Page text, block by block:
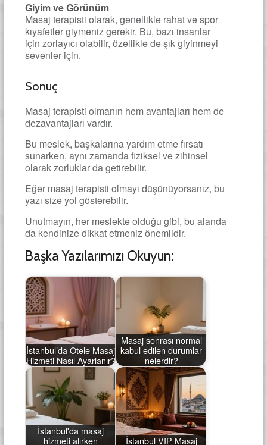
Giyim ve Görünüm
Masaj terapisti olarak, genellikle rahat ve spor
kıyafetler giymeniz gerekir. Bu, bazı insanlar
için zorlayıcı olabilir, özellikle de şık giyinmeyi
sevenler için.
Sonuç
Masaj terapisti olmanın hem avantajları hem de
dezavantajları vardır.
Bu meslek, başkalarına yardım etme fırsatı
sunarken, aynı zamanda fiziksel ve zihinsel
olarak zorluklar da getirebilir.
Eğer masaj terapisti olmayı düşünüyorsanız, bu
yazı size yol gösterebilir.
Unutmayın, her meslekte olduğu gibi, bu alanda
da kendinize dikkat etmeniz önemlidir.
Başka Yazılarımızı Okuyun:
İstanbul’da Otele Masaj
Hizmeti Nasıl Ayarlanır?
Masaj sonrası normal
kabul edilen durumlar
nelerdir?
İstanbul'da masaj
hizmeti alırken
İstanbul VIP Masaj